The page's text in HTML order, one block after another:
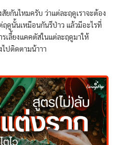
ยกันไหมครับ ว่าแต่ละฤดูเราจะต้อง
ต่ฤดูนั้นเหมือนกันรึป่าว แล้วมีอะไรที่
รเลี้ยงแคคตัสในแต่ละฤดูมาให้
ไปติดตามน้าาา